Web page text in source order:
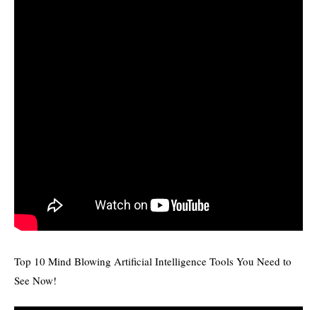
Top 10 Mind Blowing Artificial Intelligence Tools You Need to
See Now!